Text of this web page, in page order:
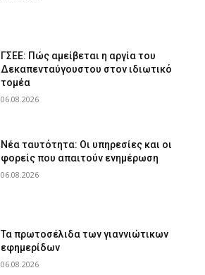
ΓΣΕΕ: Πώς αμείβεται η αργία του
Δεκαπενταύγουστου στον ιδιωτικό
τομέα
06.08.2026
Νέα ταυτότητα: Οι υπηρεσίες και οι
φορείς που απαιτούν ενημέρωση
06.08.2026
Τα πρωτοσέλιδα των γιαννιώτικων
εφημερίδων
06.08.2026